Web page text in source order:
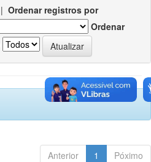
| Ordenar registros por
Ordenar
Anterior 1 Póximo